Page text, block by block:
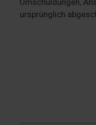
ursprünglich